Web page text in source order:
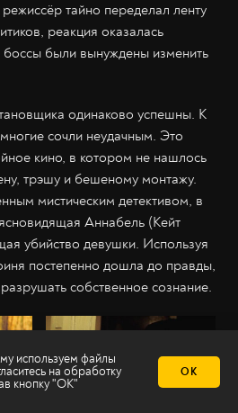
тайно переделал ленту
реакция оказалась
были вынуждены изменить
одинаково успешны. К
сочли неудачным. Это
кино, в котором не нашлось
трэшу и бешеному монтажу.
мистическим детективом, в
Аннабель (Кейт
убийство девушки. Используя
постепенно дошла до правды,
собственное сознание.
используем файлы
на обработку
кнопку "ОК"
ОК